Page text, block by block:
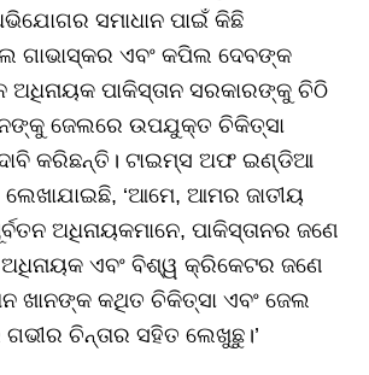
ସମାଧାନ ପାଇଁ କିଛି
ଗାଭାସ୍କର ଏବଂ କପିଲ ଦେବଙ୍କ
ଅଧିନାୟକ ପାକିସ୍ତାନ ସରକାରଙ୍କୁ ଚିଠି
ଜେଲରେ ଉପଯୁକ୍ତ ଚିକିତ୍ସା
କରିଛନ୍ତି। ଟାଇମ୍ସ ଅଫ ଇଣ୍ଡିଆ
‘ଆମେ, ଆମର ଜାତୀୟ
ଅଧିନାୟକମାନେ, ପାକିସ୍ତାନର ଜଣେ
ଏବଂ ବିଶ୍ୱ କ୍ରିକେଟର ଜଣେ
ଖାନଙ୍କ କଥିତ ଚିକିତ୍ସା ଏବଂ ଜେଲ
ଚିନ୍ତାର ସହିତ ଲେଖୁଛୁ।’